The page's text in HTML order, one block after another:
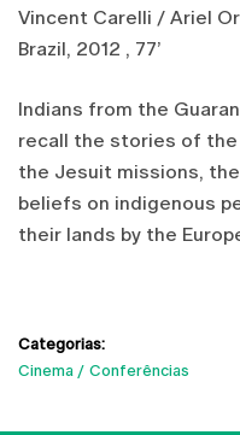
Vincent Carelli / Ariel
Brazil, 2012 , 77’
Indians from the
recall the stories of
the Jesuit missions,
beliefs on indigenous
their lands by the
Categorias:
Cinema
Conferências